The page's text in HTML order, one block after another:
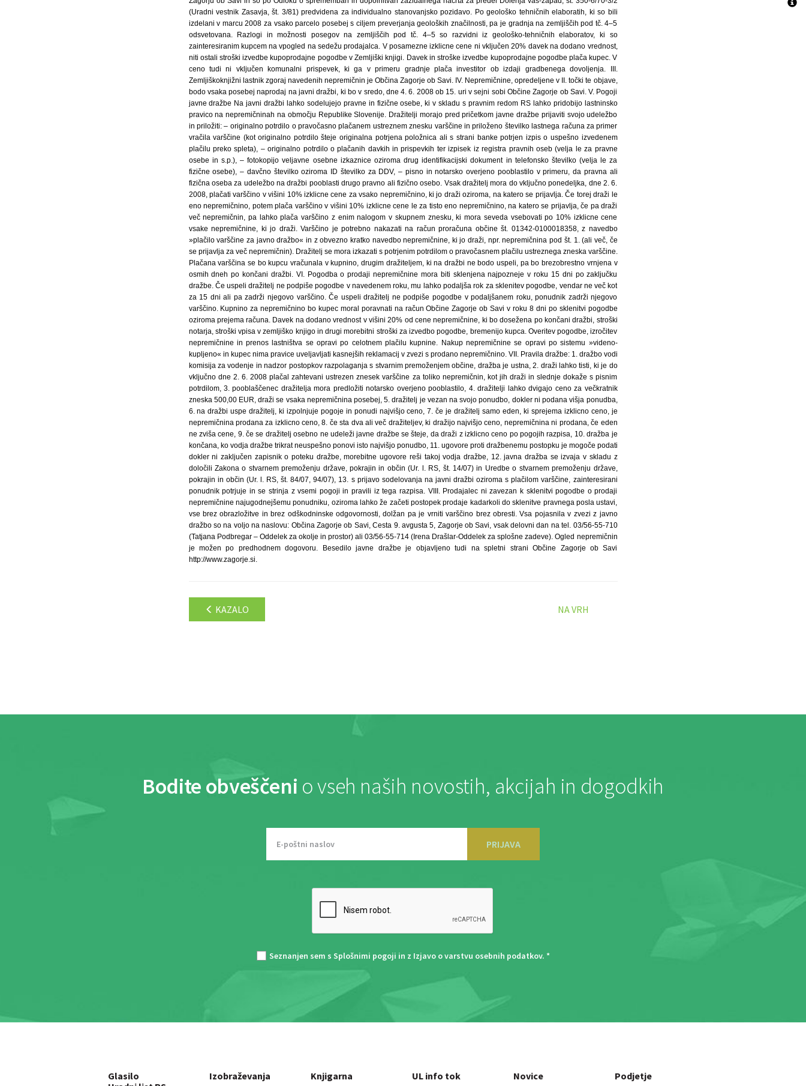
(Uradni vestnik Zasavja, št. 3/81) predvidena za individualno stanovanjsko pozidavo. Po geološko tehničnih elaboratih, ki so bili
izdelani v marcu 2008 za vsako parcelo posebej s ciljem preverjanja geoloških značilnosti, pa je gradnja na zemljiščih pod tč. 4–5
odsvetovana. Razlogi in možnosti posegov na zemljiščih pod tč. 4–5 so razvidni iz geološko-tehničnih elaboratov, ki so
zainteresiranim kupcem na vpogled na sedežu prodajalca. V posamezne izklicne cene ni vključen 20% davek na dodano vrednost,
niti ostali stroški izvedbe kupoprodajne pogodbe v Zemljiški knjigi. Davek in stroške izvedbe kupoprodajne pogodbe plača kupec. V
ceno tudi ni vključen komunalni prispevek, ki ga v primeru gradnje plača investitor ob izdaji gradbenega dovoljenja. III.
Zemljiškoknjižni lastnik zgoraj navedenih nepremičnin je Občina Zagorje ob Savi. IV. Nepremičnine, opredeljene v II. točki te objave,
bodo vsaka posebej naprodaj na javni dražbi, ki bo v sredo, dne 4. 6. 2008 ob 15. uri v sejni sobi Občine Zagorje ob Savi. V. Pogoji
javne dražbe Na javni dražbi lahko sodelujejo pravne in fizične osebe, ki v skladu s pravnim redom RS lahko pridobijo lastninsko
pravico na nepremičninah na območju Republike Slovenije. Dražitelji morajo pred pričetkom javne dražbe prijaviti svojo udeležbo
in priložiti: – originalno potrdilo o pravočasno plačanem ustreznem znesku varščine in priloženo številko lastnega računa za primer
vračila varščine (kot originalno potrdilo šteje originalna potrjena položnica ali s strani banke potrjen izpis o uspešno izvedenem
plačilu preko spleta), – originalno potrdilo o plačanih davkih in prispevkih ter izpisek iz registra pravnih oseb (velja le za pravne
osebe in s.p.), – fotokopijo veljavne osebne izkaznice oziroma drug identifikacijski dokument in telefonsko številko (velja le za
fizične osebe), – davčno številko oziroma ID številko za DDV, – pisno in notarsko overjeno pooblastilo v primeru, da pravna ali
fizična oseba za udeležbo na dražbi pooblasti drugo pravno ali fizično osebo. Vsak dražitelj mora do vključno ponedeljka, dne 2. 6.
2008, plačati varščino v višini 10% izklicne cene za vsako nepremičnino, ki jo draži oziroma, na katero se prijavlja. Če torej draži le
eno nepremičnino, potem plača varščino v višini 10% izklicne cene le za tisto eno nepremičnino, na katero se prijavlja, če pa draži
več nepremičnin, pa lahko plača varščino z enim nalogom v skupnem znesku, ki mora seveda vsebovati po 10% izklicne cene
vsake nepremičnine, ki jo draži. Varščino je potrebno nakazati na račun proračuna občine št. 01342-0100018358, z navedbo
»plačilo varščine za javno dražbo« in z obvezno kratko navedbo nepremičnine, ki jo draži, npr. nepremičnina pod št. 1. (ali več, če
se prijavlja za več nepremičnin). Dražitelj se mora izkazati s potrjenim potrdilom o pravočasnem plačilu ustreznega zneska varščine.
Plačana varščina se bo kupcu vračunala v kupnino, drugim dražiteljem, ki na dražbi ne bodo uspeli, pa bo brezobrestno vrnjena v
osmih dneh po končani dražbi. VI. Pogodba o prodaji nepremičnine mora biti sklenjena najpozneje v roku 15 dni po zaključku
dražbe. Če uspeli dražitelj ne podpiše pogodbe v navedenem roku, mu lahko podaljša rok za sklenitev pogodbe, vendar ne več kot
za 15 dni ali pa zadrži njegovo varščino. Če uspeli dražitelj ne podpiše pogodbe v podaljšanem roku, ponudnik zadrži njegovo
varščino. Kupnino za nepremičnino bo kupec moral poravnati na račun Občine Zagorje ob Savi v roku 8 dni po sklenitvi pogodbe
oziroma prejema računa. Davek na dodano vrednost v višini 20% od cene nepremičnine, ki bo dosežena po končani dražbi, stroški
notarja, stroški vpisa v zemljiško knjigo in drugi morebitni stroški za izvedbo pogodbe, bremenijo kupca. Overitev pogodbe, izročitev
nepremičnine in prenos lastništva se opravi po celotnem plačilu kupnine. Nakup nepremičnine se opravi po sistemu »videno-
kupljeno« in kupec nima pravice uveljavljati kasnejših reklamacij v zvezi s prodano nepremičnino. VII. Pravila dražbe: 1. dražbo vodi
komisija za vodenje in nadzor postopkov razpolaganja s stvarnim premoženjem občine, dražba je ustna, 2. draži lahko tisti, ki je do
vključno dne 2. 6. 2008 plačal zahtevani ustrezen znesek varščine za toliko nepremičnin, kot jih draži in slednje dokaže s pisnim
potrdilom, 3. pooblaščenec dražitelja mora predložiti notarsko overjeno pooblastilo, 4. dražitelji lahko dvigajo ceno za večkratnik
zneska 500,00 EUR, draži se vsaka nepremičnina posebej, 5. dražitelj je vezan na svojo ponudbo, dokler ni podana višja ponudba,
6. na dražbi uspe dražitelj, ki izpolnjuje pogoje in ponudi najvišjo ceno, 7. če je dražitelj samo eden, ki sprejema izklicno ceno, je
nepremičnina prodana za izklicno ceno, 8. če sta dva ali več dražiteljev, ki dražijo najvišjo ceno, nepremičnina ni prodana, če eden
ne zviša cene, 9. če se dražitelj osebno ne udeleži javne dražbe se šteje, da draži z izklicno ceno po pogojih razpisa, 10. dražba je
končana, ko vodja dražbe trikrat neuspešno ponovi isto najvišjo ponudbo, 11. ugovore proti dražbenemu postopku je mogoče podati
dokler ni zaključen zapisnik o poteku dražbe, morebitne ugovore reši takoj vodja dražbe, 12. javna dražba se izvaja v skladu z
določili Zakona o stvarnem premoženju države, pokrajin in občin (Ur. l. RS, št. 14/07) in Uredbe o stvarnem premoženju države,
pokrajin in občin (Ur. l. RS, št. 84/07, 94/07), 13. s prijavo sodelovanja na javni dražbi oziroma s plačilom varščine, zainteresirani
ponudnik potrjuje in se strinja z vsemi pogoji in pravili iz tega razpisa. VIII. Prodajalec ni zavezan k sklenitvi pogodbe o prodaji
nepremičnine najugodnejšemu ponudniku, oziroma lahko že začeti postopek prodaje kadarkoli do sklenitve pravnega posla ustavi,
vse brez obrazložitve in brez odškodninske odgovornosti, dolžan pa je vrniti varščino brez obresti. Vsa pojasnila v zvezi z javno
dražbo so na voljo na naslovu: Občina Zagorje ob Savi, Cesta 9. avgusta 5, Zagorje ob Savi, vsak delovni dan na tel. 03/56-55-710
(Tatjana Podbregar – Oddelek za okolje in prostor) ali 03/56-55-714 (Irena Drašlar-Oddelek za splošne zadeve). Ogled nepremičnin
je možen po predhodnem dogovoru. Besedilo javne dražbe je objavljeno tudi na spletni strani Občine Zagorje ob Savi
http://www.zagorje.si.
KAZALO NA VRH
Bodite obveščeni o vseh naših novostih, akcijah in dogodkih
PRIJAVA
Seznanjen sem s Splošnimi pogoji in z Izjavo o varstvu osebnih podatkov. *
Glasilo
Izobraževanja Knjigarna UL info tok Novice Podjetje